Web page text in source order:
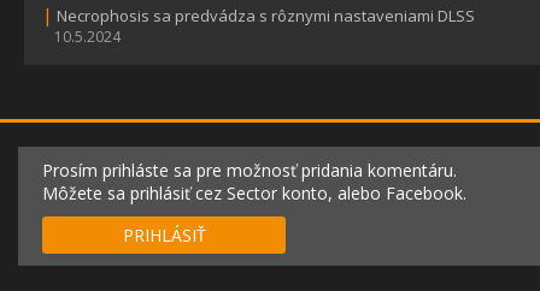
| Necrophosis sa predvádza s rôznymi nastaveniami DLSS
10.5.2024
Prosím prihláste sa pre možnosť pridania komentáru.
Môžete sa prihlásiť cez Sector konto, alebo Facebook.
PRIHLÁSIŤ